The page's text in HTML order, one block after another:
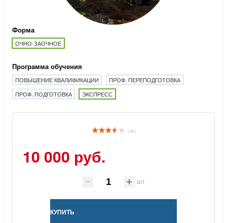
Форма
ОЧНО-ЗАОЧНОЕ
Программа обучения
ПОВЫШЕНИЕ КВАЛИФИКАЦИИ
ПРОФ. ПЕРЕПОДГОТОВКА
ПРОФ. ПОДГОТОВКА
ЭКСПРЕСС
( 10 )
10 000 руб.
шт
КУПИТЬ